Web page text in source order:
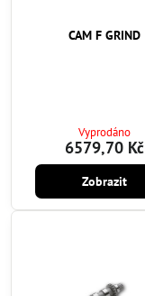
CAM F GRIND
Vyprodáno
6579,70 Kč
Zobrazit